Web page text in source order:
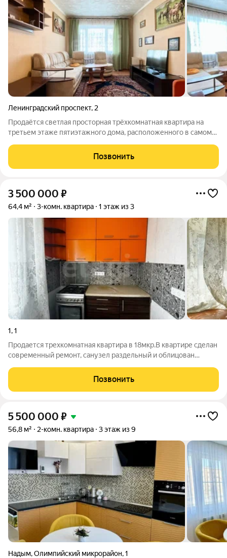
Ленинградский проспект, 2
Продаётся светлая просторная трёхкомнатная квартира на
третьем этаже пятиэтажного дома, расположенного в самом
пластиковые окна, на полу линолеум, стены оклеены обоями в
нейтральных тонах. Проводка в
Позвонить
3 500 000 ₽
64,4 м² 3-комн. квартира 1 этаж из 3
1,1
Продается трехкомнатная квартира в 18мкр.В квартире сделан
современный ремонт, санузел раздельный и облицован
полностью заменена проводка, установлены окна ПВХ, кроме
одной комнаты -дерево.
Позвонить
5 500 000 ₽
56,8 м² 2-комн. квартира 3 этаж из 9
Надым,Олимпийский микрорайон,1